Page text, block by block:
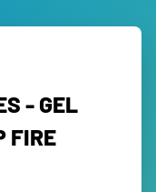
- GEL
FIRE